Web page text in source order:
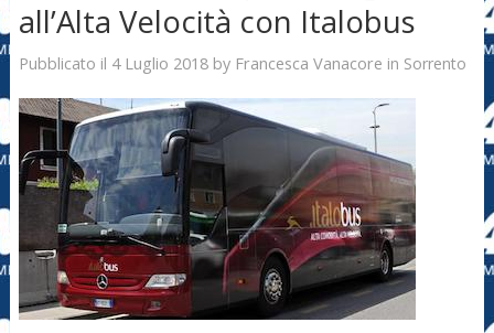
all’Alta Velocità con Italobus
Pubblicato il 4 Luglio 2018by Francesca Vanacore in Sorrento